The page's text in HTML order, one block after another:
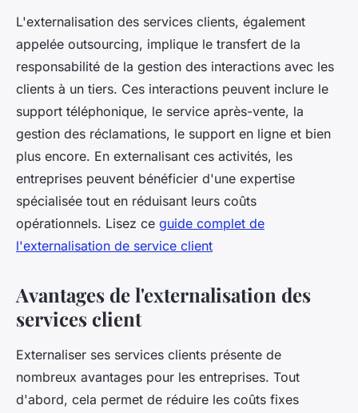
L'externalisation des services clients, également
appelée outsourcing, implique le transfert de la
responsabilité de la gestion des interactions avec les
clients à un tiers. Ces interactions peuvent inclure le
support téléphonique, le service après-vente, la
gestion des réclamations, le support en ligne et bien
plus encore. En externalisant ces activités, les
entreprises peuvent bénéficier d'une expertise
spécialisée tout en réduisant leurs coûts
opérationnels. Lisez ce guide complet de
l'externalisation de service client
Avantages de l'externalisation des
services client
Externaliser ses services clients présente de
nombreux avantages pour les entreprises. Tout
d'abord, cela permet de réduire les coûts fixes